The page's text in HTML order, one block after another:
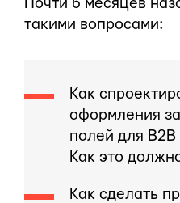
Почти 6 месяцев
такими вопросами:
Как
оформления
полей для
Как это
Как сделать